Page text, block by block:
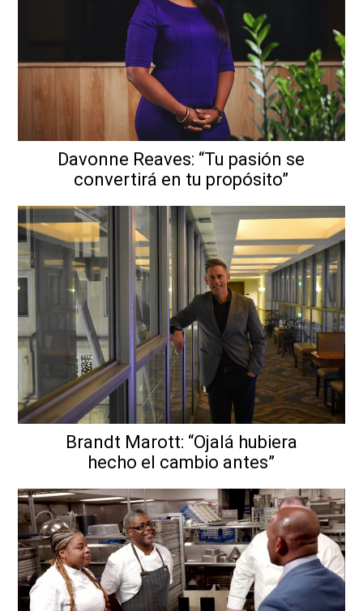
Davonne Reaves: “Tu pasión se
convertirá en tu propósito”
Brandt Marott: “Ojalá hubiera
hecho el cambio antes”